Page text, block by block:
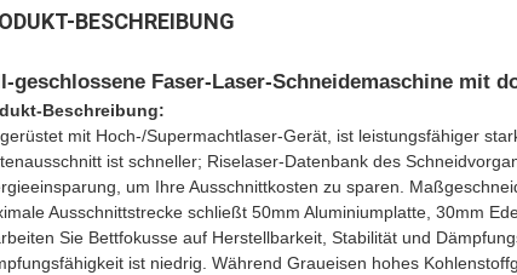
BESCHREIBUNG
geschlossene Faser-Laser-Schneidemaschine mit
Beschreibung:
mit Hoch-/Supermachtlaser-Gerät, ist leistungsfähiger
ist schneller; Riselaser-Datenbank des
um Ihre Ausschnittkosten zu sparen.
Ausschnittstrecke schließt 50mm Aluminiumplatte, 30mm
Sie Bettfokusse auf Herstellbarkeit, Stabilität und
ist niedrig. Während Graueisen hohes